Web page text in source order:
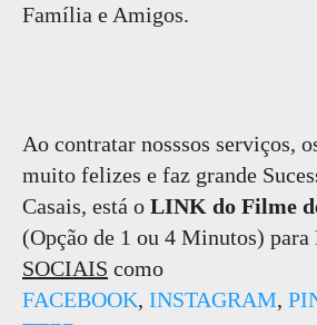
Família e Amigos.
Ao contratar nosssos serviços,
muito felizes e faz grande
Casais, está o LINK do Filme
(Opção de 1 ou 4 Minutos) para
SOCIAIS como
FACEBOOK, INSTAGRAM,